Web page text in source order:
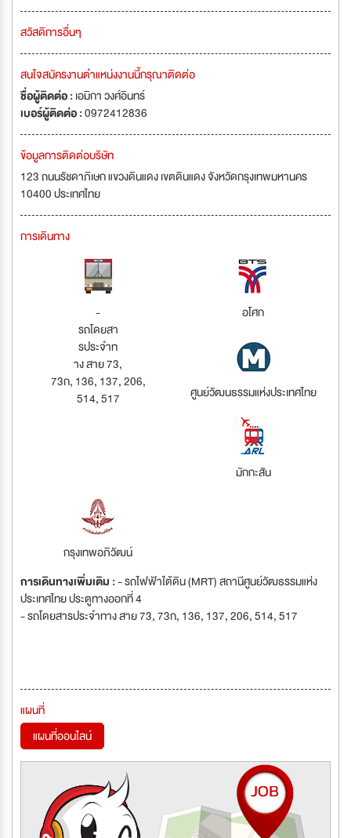
สวัสดิการอื่นๆ
สนใจสมัครงานตำแหน่งงานนี้กรุณาติดต่อ
ชื่อผู้ติดต่อ : เอมิกา วงศ์อินทร์
เบอร์ผู้ติดต่อ :0972412836
ข้อมูลการติดต่อบริษัท
123 ถนนรัชดาภิเษก แขวงดินแดง เขตดินแดง จังหวัดกรุงเทพมหานคร
10400 ประเทศไทย
การเดินทาง
-
รถโดยสา
รประจำท
าง สาย 73,
73ก, 136, 137, 206,
514, 517
อโศก
ศูนย์วัฒนธรรมแห่งประเทศไทย
มักกะสัน
กรุงเทพอภิวัฒน์
การเดินทางเพิ่มเติม :- รถไฟฟ้าใต้ดิน (MRT) สถานีศูนย์วัฒธรรมแห่ง
ประเทศไทย ประตูทางออกที่ 4
- รถโดยสารประจำทาง สาย 73, 73ก, 136, 137, 206, 514, 517
แผนที่
แผนที่ออนไลน์